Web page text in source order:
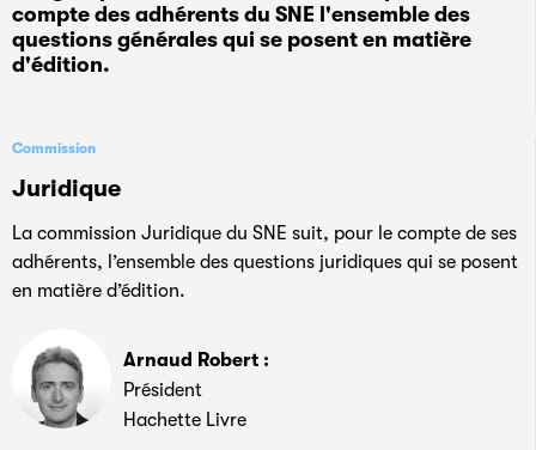
compte des adhérents du SNE l'ensemble des
questions générales qui se posent en matière
d'édition.
Commission
Juridique
La commission Juridique du SNE suit, pour le compte de ses
adhérents, l’ensemble des questions juridiques qui se posent
en matière d’édition.
Arnaud Robert :
Président
Hachette Livre